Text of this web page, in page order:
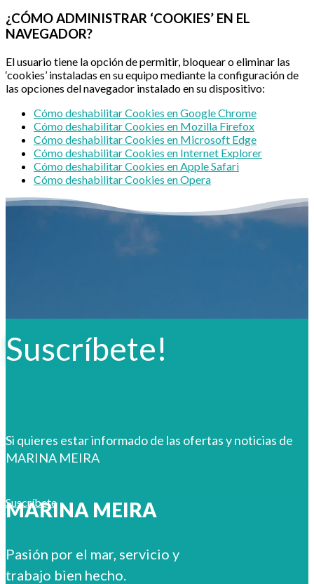
¿CÓMO ADMINISTRAR ‘COOKIES’ EN EL
NAVEGADOR?
El usuario tiene la opción de permitir, bloquear o eliminar las
‘cookies’ instaladas en su equipo mediante la configuración de
las opciones del navegador instalado en su dispositivo:
Cómo deshabilitar Cookies en Google Chrome
Cómo deshabilitar Cookies en Mozilla Firefox
Cómo deshabilitar Cookies en Microsoft Edge
Cómo deshabilitar Cookies en Internet Explorer
Cómo deshabilitar Cookies en Apple Safari
Cómo deshabilitar Cookies en Opera
Suscríbete!
Si quieres estar informado de las ofertas y noticias de
MARINA MEIRA
Suscríbete
MARINA MEIRA
Pasión por el mar, servicio y
trabajo bien hecho.